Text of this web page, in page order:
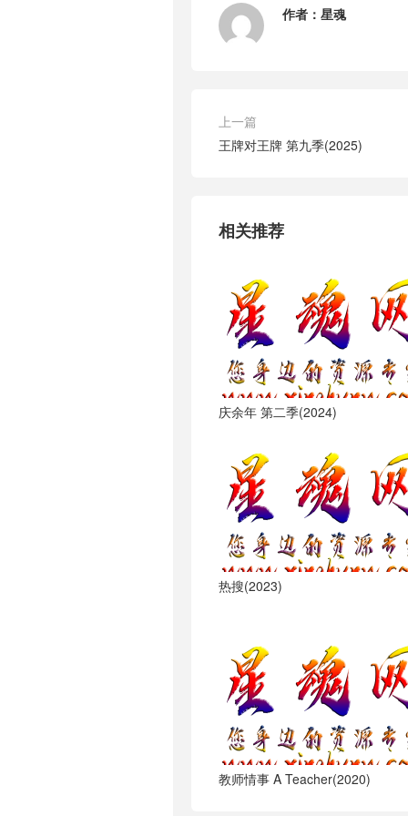
作者： 星魂
上一篇
王牌对王牌 第九季(2025)
相关推荐
庆余年 第二季(2024)
热搜(2023)
教师情事 A Teacher(2020)